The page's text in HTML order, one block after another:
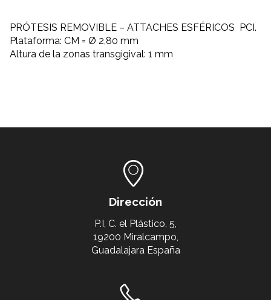
PRÓTESIS REMOVIBLE – ATTACHES ESFÉRICOS PCI.
Plataforma: CM = Ø 2,80 mm
Altura de la zonas transgigival: 1 mm
Dirección
P.I, C. el Plástico, 5,
19200 Miralcampo,
Guadalajara España